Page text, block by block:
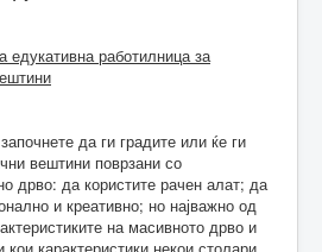
едукативна работилница за
да ги градите или ќе ги
вештини поврзани со
дрво: да користите рачен алат; да
и креативно; но најважно од
на масивното дрво и